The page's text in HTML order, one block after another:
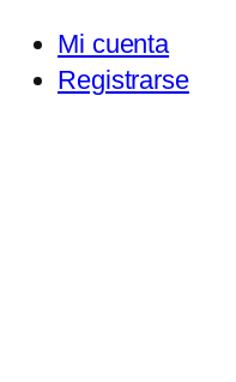
Mi cuenta
Registrarse